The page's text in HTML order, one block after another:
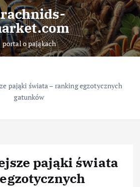
portal o pająkach
pająki świata – ranking egzotycznych
gatunków
pająki świata